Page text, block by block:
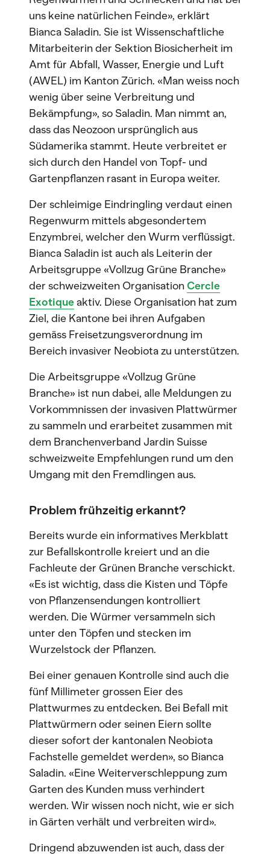
uns keine natürlichen Feinde», erklärt
Bianca Saladin. Sie ist Wissenschaftliche
Mitarbeiterin der Sektion Biosicherheit im
Amt für Abfall, Wasser, Energie und Luft
(AWEL) im Kanton Zürich. «Man weiss noch
wenig über seine Verbreitung und
Bekämpfung», so Saladin. Man nimmt an,
dass das Neozoon ursprünglich aus
Südamerika stammt. Heute verbreitet er
sich durch den Handel von Topf- und
Gartenpflanzen rasant in Europa weiter.
Der schleimige Eindringling verdaut einen
Regenwurm mittels abgesondertem
Enzymbrei, welcher den Wurm verflüssigt.
Bianca Saladin ist auch als Leiterin der
Arbeitsgruppe «Vollzug Grüne Branche»
der schweizweiten OrganisationCercle
Exotiqueaktiv. Diese Organisation hat zum
Ziel, die Kantone bei ihren Aufgaben
gemäss Freisetzungsverordnung im
Bereich invasiver Neobiota zu unterstützen.
Die Arbeitsgruppe «Vollzug Grüne
Branche» ist nun dabei, alle Meldungen zu
Vorkommnissen der invasiven Plattwürmer
zu sammeln und erarbeitet zusammen mit
dem Branchenverband Jardin Suisse
schweizweite Empfehlungen rund um den
Umgang mit den Fremdlingen aus.
Problem frühzeitig erkannt?
Bereits wurde ein informatives Merkblatt
zur Befallskontrolle kreiert und an die
Fachleute der Grünen Branche verschickt.
«Es ist wichtig, dass die Kisten und Töpfe
von Pflanzensendungen kontrolliert
werden. Die Würmer versammeln sich
unter den Töpfen und stecken im
Wurzelstock der Pflanzen.
Bei einer genauen Kontrolle sind auch die
fünf Millimeter grossen Eier des
Plattwurmes zu entdecken. Bei Befall mit
Plattwürmern oder seinen Eiern sollte
dieser sofort der kantonalen Neobiota
Fachstelle gemeldet werden», so Bianca
Saladin. «Eine Weiterverschleppung zum
Garten des Kunden muss verhindert
werden. Wir wissen noch nicht, wie er sich
in Gärten verhält und verbreiten wird».
Dringend abzuwenden ist auch, dass der